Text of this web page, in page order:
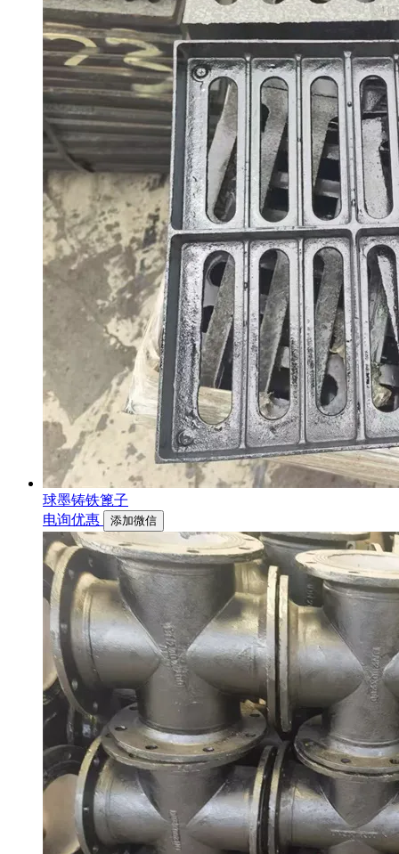
球墨铸铁篦子
电询优惠
添加微信